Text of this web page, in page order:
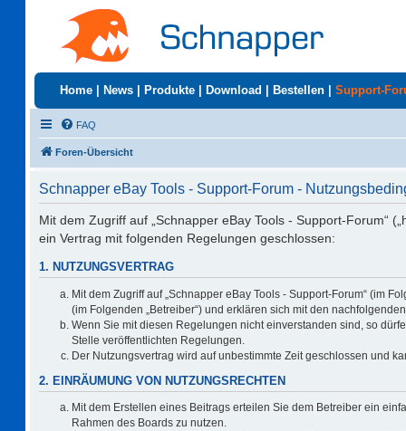
Home News Produkte Download Bestellen Support-
FAQ
Foren-Übersicht
Schnapper eBay Tools - Support-Forum -
Mit dem Zugriff auf „Schnapper eBay Tools - Support-Forum“
ein Vertrag mit folgenden Regelungen geschlossen:
1. NUTZUNGSVERTRAG
Mit dem Zugriff auf „Schnapper eBay Tools - Support-Forum“ (im
(im Folgenden „Betreiber“) und erklären sich mit den
Wenn Sie mit diesen Regelungen nicht einverstanden sind, so
Stelle veröffentlichten Regelungen.
Der Nutzungsvertrag wird auf unbestimmte Zeit geschlossen und
2. EINRÄUMUNG VON NUTZUNGSRECHTEN
Mit dem Erstellen eines Beitrags erteilen Sie dem Betreiber ein
Rahmen des Boards zu nutzen.